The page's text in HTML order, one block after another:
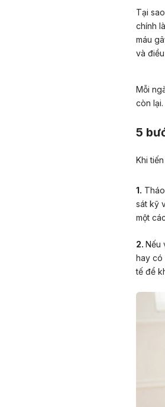
Tại
chính
máu
và
Mỗi
còn
5
Khi
1.
sát kỹ
một
2. Nếu
hay có
tế để